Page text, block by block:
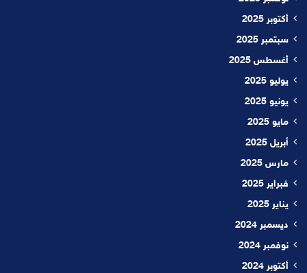
أكتوبر 2025
سبتمبر 2025
أغسطس 2025
يوليو 2025
يونيو 2025
مايو 2025
أبريل 2025
مارس 2025
فبراير 2025
يناير 2025
ديسمبر 2024
نوفمبر 2024
أكتوبر 2024